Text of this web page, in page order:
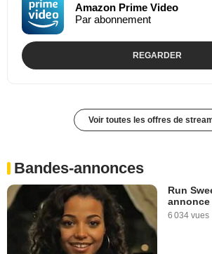
Amazon Prime Video
Par abonnement
REGARDER
Voir toutes les offres de
Bandes-annonces
Run
annonce
6 034 vues